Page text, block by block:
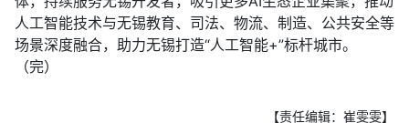
人工智能技术与无锡教育、司法、物流、制造、公共安全等
场景深度融合，助力无锡打造“人工智能+”标杆城市。
（完）
【责任编辑：崔雯雯】